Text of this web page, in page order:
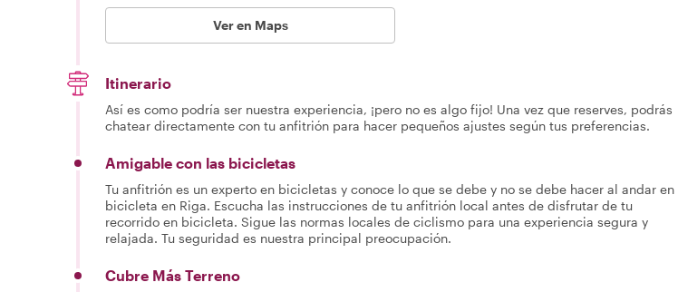
Ver en Maps
Itinerario
Así es como podría ser nuestra experiencia, ¡pero no es algo fijo! Una vez que reserves, podrás
chatear directamente con tu anfitrión para hacer pequeños ajustes según tus preferencias.
Amigable con las bicicletas
Tu anfitrión es un experto en bicicletas y conoce lo que se debe y no se debe hacer al andar en
bicicleta en Riga. Escucha las instrucciones de tu anfitrión local antes de disfrutar de tu
recorrido en bicicleta. Sigue las normas locales de ciclismo para una experiencia segura y
relajada. Tu seguridad es nuestra principal preocupación.
Cubre Más Terreno